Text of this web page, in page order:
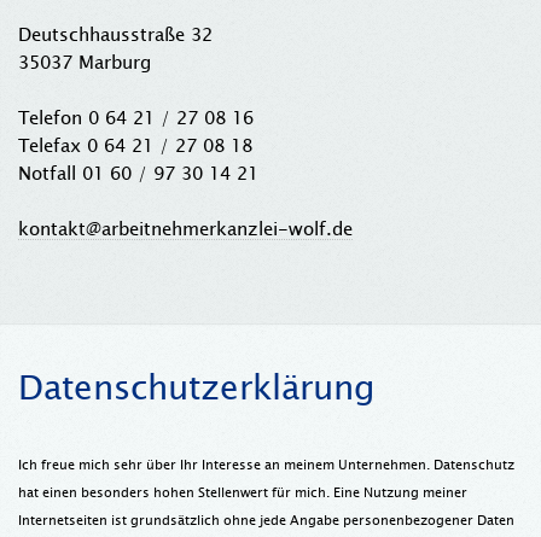
Deutschhausstraße 32
35037 Marburg
Telefon 0 64 21 / 27 08 16
Telefax 0 64 21 / 27 08 18
Notfall 01 60 / 97 30 14 21
kontakt@arbeitnehmerkanzlei-wolf.de
Datenschutzerklärung
Ich freue mich sehr über Ihr Interesse an meinem Unternehmen. Datenschutz
hat einen besonders hohen Stellenwert für mich. Eine Nutzung meiner
Internetseiten ist grundsätzlich ohne jede Angabe personenbezogener Daten